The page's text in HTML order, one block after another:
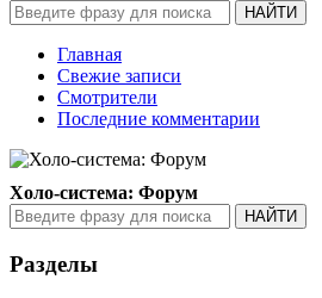
Главная
Свежие записи
Смотрители
Последние комментарии
Холо-система: Форум
Разделы